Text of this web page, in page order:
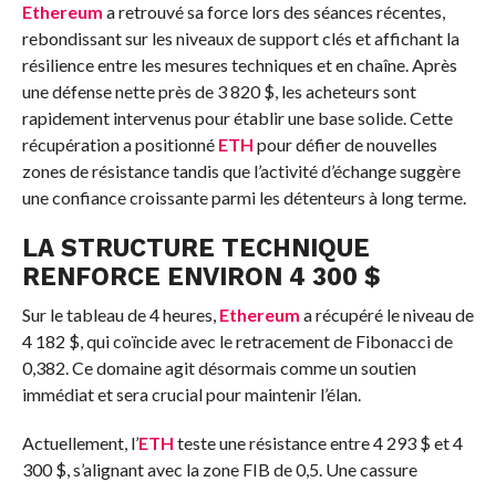
Ethereum a retrouvé sa force lors des séances récentes,
rebondissant sur les niveaux de support clés et affichant la
résilience entre les mesures techniques et en chaîne. Après
une défense nette près de 3 820 $, les acheteurs sont
rapidement intervenus pour établir une base solide. Cette
récupération a positionné ETH pour défier de nouvelles
zones de résistance tandis que l’activité d’échange suggère
une confiance croissante parmi les détenteurs à long terme.
LA STRUCTURE TECHNIQUE
RENFORCE ENVIRON 4 300 $
Sur le tableau de 4 heures, Ethereum a récupéré le niveau de
4 182 $, qui coïncide avec le retracement de Fibonacci de
0,382. Ce domaine agit désormais comme un soutien
immédiat et sera crucial pour maintenir l’élan.
Actuellement, l’ETH teste une résistance entre 4 293 $ et 4
300 $, s’alignant avec la zone FIB de 0,5. Une cassure